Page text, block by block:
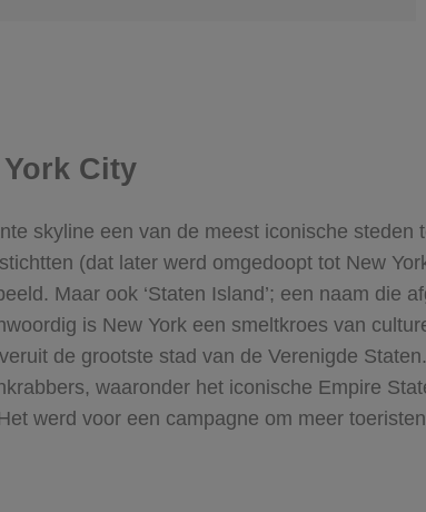
City
skyline een van de meest iconische
(dat later werd omgedoopt tot New
Maar ook ‘Staten Island’; een naam die
is New York een smeltkroes van
de grootste stad van de Verenigde
waaronder het iconische Empire
werd voor een campagne om meer